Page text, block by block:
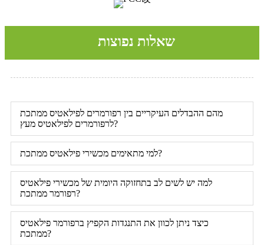
שאלות נפוצות
מהם ההבדלים העיקריים בין רפורמרים לפילאטיס ממתכת
לרפורמרים לפילאטיס מעץ?
למי מתאימים מכשירי פילאטיס ממתכת?
למה יש לשים לב בתחזוקה היומית של מכשירי פילאטיס
רפורמר ממתכת?
כיצד ניתן לכוון את התנגדות הקפיץ ברפורמר פילאטיס
ממתכת?